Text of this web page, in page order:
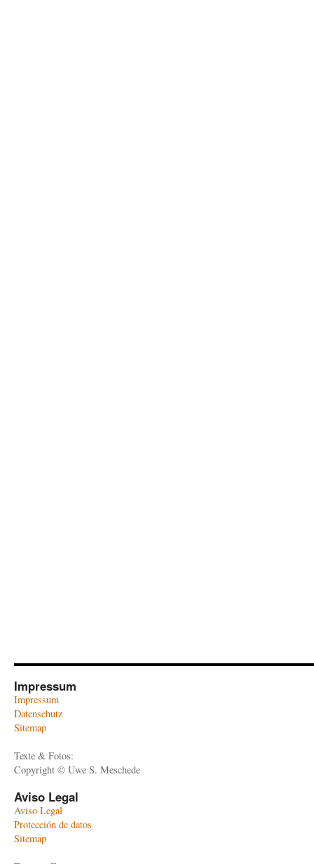
Impressum
Impressum
Datenschutz
Sitemap
Texte & Fotos:
Copyright © Uwe S. Meschede
Aviso Legal
Aviso Legal
Protección de datos
Sitemap